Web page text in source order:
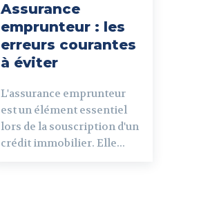
Assurance
emprunteur : les
erreurs courantes
à éviter
L'assurance emprunteur
est un élément essentiel
lors de la souscription d'un
crédit immobilier. Elle...